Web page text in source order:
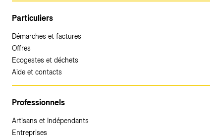
Particuliers
Démarches et factures
Offres
Ecogestes et déchets
Aide et contacts
Professionnels
Artisans et Indépendants
Entreprises